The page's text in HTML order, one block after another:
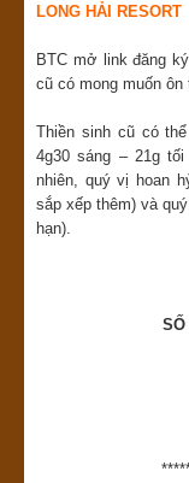
LONG HẢI RESORT
BTC mở link đăng
cũ có mong muốn ôn
Thiền sinh cũ có
4g30 sáng – 21g
nhiên, quý vị hoan
sắp xếp thêm) và
hạn).